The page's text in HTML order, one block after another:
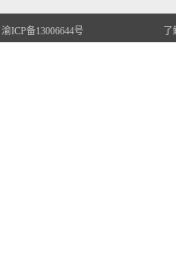
渝ICP备13006644号